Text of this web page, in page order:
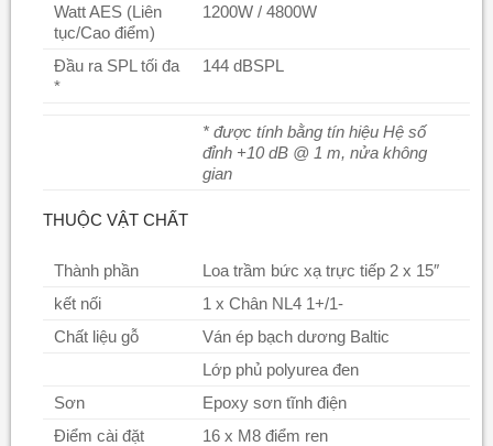
Watt AES (Liên
tục/Cao điểm)
1200W / 4800W
Đầu ra SPL tối đa
*
144 dBSPL
* được tính bằng tín hiệu Hệ số
đỉnh +10 dB @ 1 m, nửa không
gian
THUỘC VẬT CHẤT
Thành phần
Loa trầm bức xạ trực tiếp 2 x 15″
kết nối
1 x Chân NL4 1+/1-
Chất liệu gỗ
Ván ép bạch dương Baltic
Lớp phủ polyurea đen
Sơn
Epoxy sơn tĩnh điện
Điểm cài đặt
16 x M8 điểm ren